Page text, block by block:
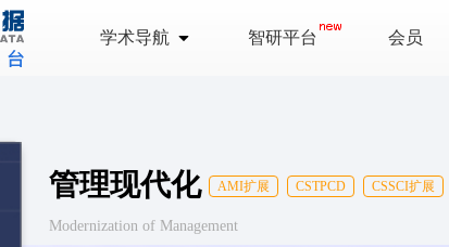
学术导航 智研平台 会员
管理现代化 AMI扩展 CSTPCD CSSCI扩展
Modernization of Management